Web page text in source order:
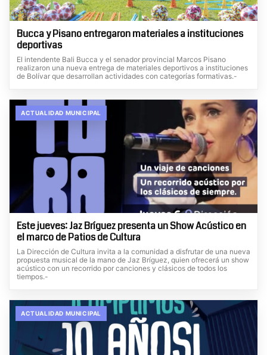
Bucca y Pisano entregaron materiales a instituciones
deportivas
El intendente Bali Bucca y el senador provincial Marcos Pisano
realizaron una nueva entrega de materiales deportivos a instituciones
de Bolívar que desarrollan actividades con categorías formativas.-
ACTUALIDAD MUNICIPAL
Este jueves: Jaz Bríguez presenta un Show Acústico en
el marco de Patios de Cultura
La Dirección de Cultura invita a la comunidad a disfrutar de una nueva
propuesta musical de la mano de Jaz Bríguez, quien ofrecerá un show
acústico con un recorrido por canciones y clásicos de todos los
tiempos.-
ACTUALIDAD MUNICIPAL